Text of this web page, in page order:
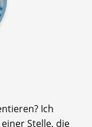
Ich
Stelle, die